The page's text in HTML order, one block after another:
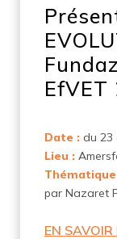
EfVET
Date : du 23
Lieu :
par Nazaret
EN SAVOIR